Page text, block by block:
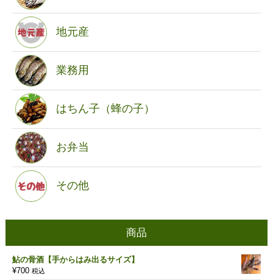
地元産
業務用
はちん子（蜂の子）
お弁当
その他
商品
鮎の骨酒【手からはみ出るサイズ】
¥700 税込